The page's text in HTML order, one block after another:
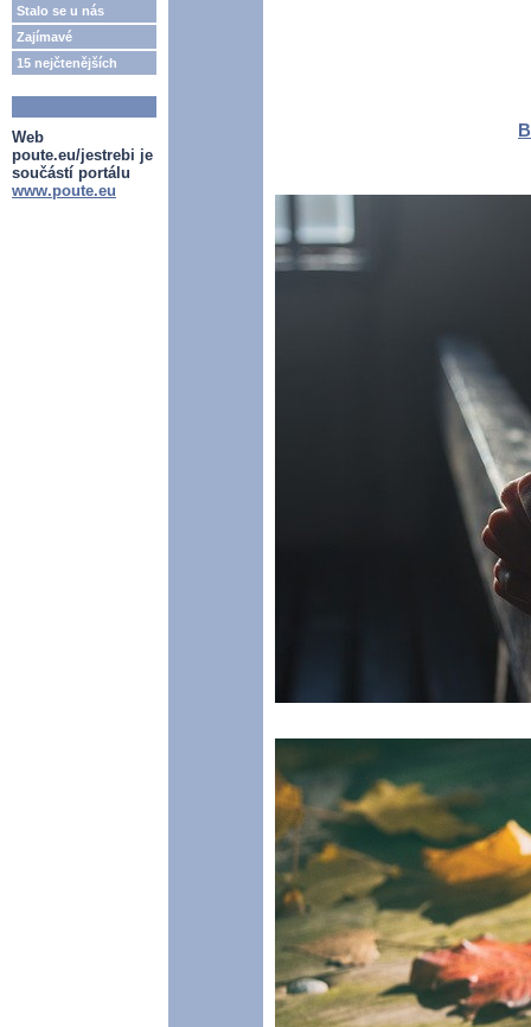
Stalo se u nás
Zajímavé
15 nejčtenějších
Web
poute.eu/jestrebi je
součástí portálu
www.poute.eu